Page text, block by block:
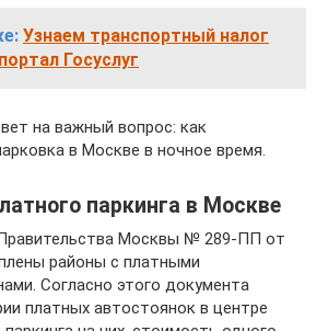
Узнаем транспортный налог
Госуслуг
на важный вопрос: как
в Москве в ночное время.
паркинга в Москве
Москвы № 289-ПП от
районы с платными
Согласно этого документа
платных автостоянок в центре